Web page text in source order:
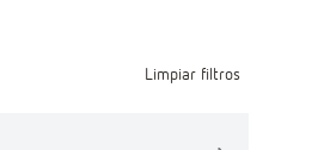
Limpiar filtros